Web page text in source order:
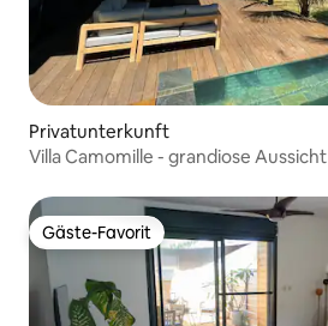
Privatunterkunft
Villa Camomille - grandiose Aussicht
Gäste-Favorit
Gäste-Favorit